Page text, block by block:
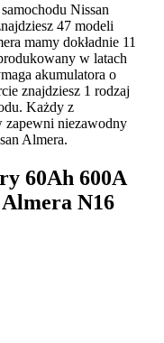
Nissan
47 modeli
mamy dokładnie 11
w latach
akumulatora o
znajdziesz 1 rodzaj
Każdy z
zapewni niezawodny
Almera.
60Ah 600A
N16